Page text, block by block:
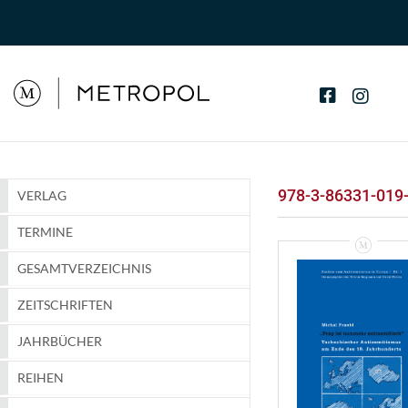
VERLAG
TERMINE
GESAMTVERZEICHNIS
ZEITSCHRIFTEN
JAHRBÜCHER
REIHEN
978-3-86331-